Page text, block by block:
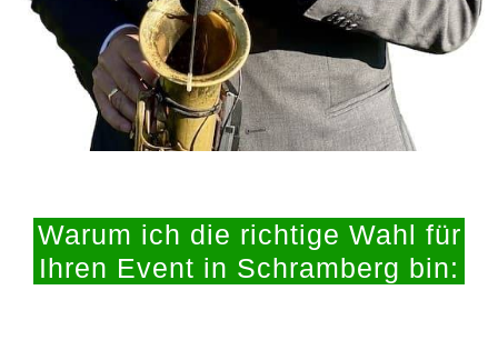
Warum ich die richtige Wahl für
Ihren Event in Schramberg bin: